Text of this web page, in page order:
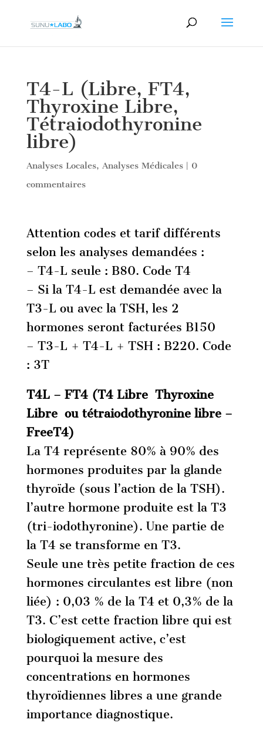
T4-L (Libre, FT4,
Thyroxine Libre,
Tétraiodothyronine
libre)
Analyses Locales, Analyses Médicales| 0
commentaires
Attention codes et tarif différents
selon les analyses demandées :
– T4-L seule : B80. Code T4
– Si la T4-L est demandée avec la
T3-L ou avec la TSH, les 2
hormones seront facturées B150
– T3-L + T4-L + TSH : B220. Code
: 3T
T4L – FT4 (T4 Libre Thyroxine
Libre ou tétraiodothyronine libre –
FreeT4)
La T4 représente 80% à 90% des
hormones produites par la glande
thyroïde (sous l’action de la TSH).
l’autre hormone produite est la T3
(tri-iodothyronine). Une partie de
la T4 se transforme en T3.
Seule une très petite fraction de ces
hormones circulantes est libre (non
liée) : 0,03 % de la T4 et 0,3% de la
T3. C’est cette fraction libre qui est
biologiquement active, c’est
pourquoi la mesure des
concentrations en hormones
thyroïdiennes libres a une grande
importance diagnostique.